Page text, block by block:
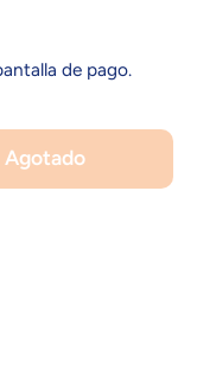
de pago.
Agotado